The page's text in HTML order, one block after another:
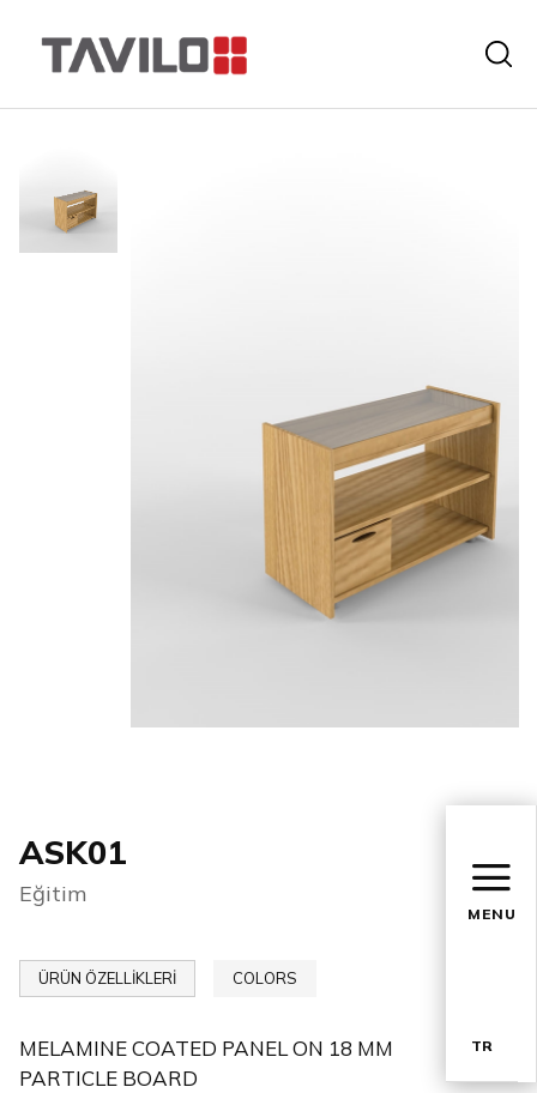
MENU
TR
ASK01
Eğitim
ÜRÜN ÖZELLİKLERİ COLORS
MELAMINE COATED PANEL ON 18 MM
PARTICLE BOARD